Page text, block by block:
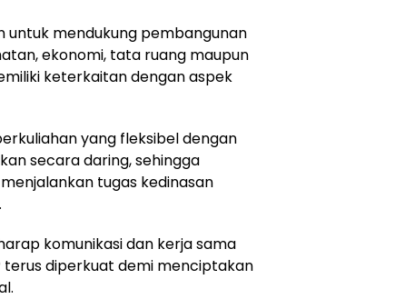
untuk mendukung pembangunan
ekonomi, tata ruang maupun
keterkaitan dengan aspek
yang fleksibel dengan
secara daring, sehingga
tugas kedinasan
komunikasi dan kerja sama
terus diperkuat demi menciptakan